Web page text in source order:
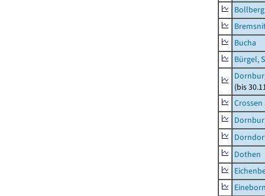
Bollberg
Bucha
Bürgel,
(bis
Dothen